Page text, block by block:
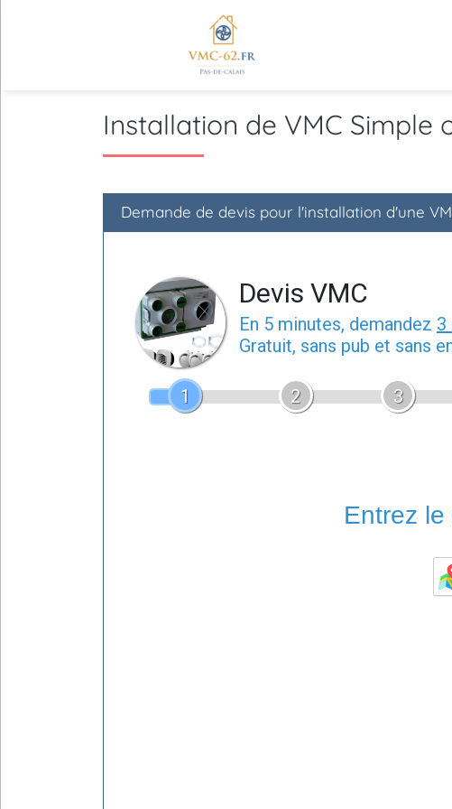
Installation de VMC Simple
Demande de devis pour l'installation d'une
Devis VMC
En 5 minutes, demandez 3
Gratuit, sans pub et sans
1 2 3
Entrez